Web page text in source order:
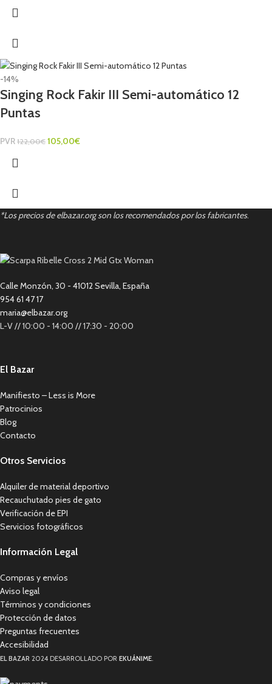
-14%
Singing Rock Fakir III Semi-automático 12
Puntas
PVR 122,00€ 105,00€
*Los precios de elbazar.org son los recomendados por los fabricantes.
Calle Monzón, 30 - 41012 Sevilla, España
954 61 47 17
maria@elbazar.org
L-V // 10:00 - 14:00 // 17:30 - 20:00
El Bazar
Manifiesto – Less is More
Patrocinios
Blog
Contacto
Otros Servicios
Alquiler de material deportivo
Recauchutado pies de gato
Verificación de EPI
Servicios fotográficos
Información Legal
Compras y envíos
Aviso legal
Términos y condiciones
Protección de datos
Preguntas frecuentes
Accesibilidad
EL BAZAR 2024 DESARROLLADO POR EKUÁNIME.